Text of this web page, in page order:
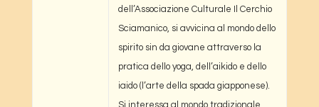
dell’Associazione Culturale Il Cerchio
Sciamanico, si avvicina al mondo dello
spirito sin da giovane attraverso la
pratica dello yoga, dell’aikido e dello
iaido (l’arte della spada giapponese).
Si interessa al mondo tradizionale